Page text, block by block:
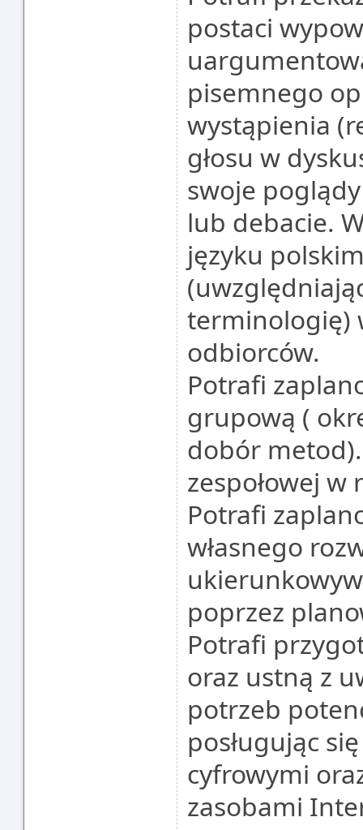
postaci
pisemnego
wystąpienia
głosu w
swoje
lub debacie.
języku
terminologię)
odbiorców.
Potrafi
grupową (
dobór
zespołowej w
Potrafi
własnego
poprzez
Potrafi
oraz ustną z
potrzeb
posługując
cyfrowymi
zasobami